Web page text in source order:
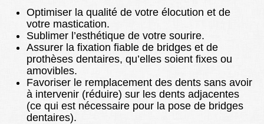
Optimiser la qualité de votre élocution et de
votre mastication.
Sublimer l’esthétique de votre sourire.
Assurer la fixation fiable de bridges et de
prothèses dentaires, qu’elles soient fixes ou
amovibles.
Favoriser le remplacement des dents sans avoir
à intervenir (réduire) sur les dents adjacentes
(ce qui est nécessaire pour la pose de bridges
dentaires).